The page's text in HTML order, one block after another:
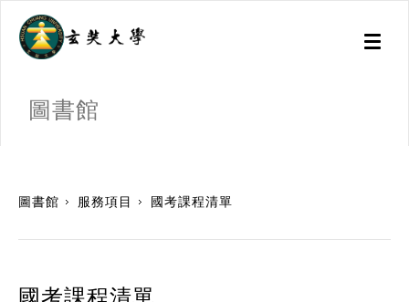
Toggle
圖書館
圖書館 服務項目 國考課程清單
國考課程清單